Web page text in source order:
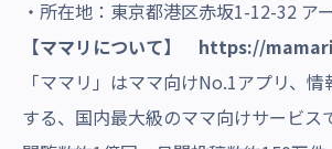
・所在地：東京都港区赤坂1-12-32 ア
【ママリについて】 https://
「ママリ」はママ向けNo.1アプリ、
する、国内最大級のママ向けサービス